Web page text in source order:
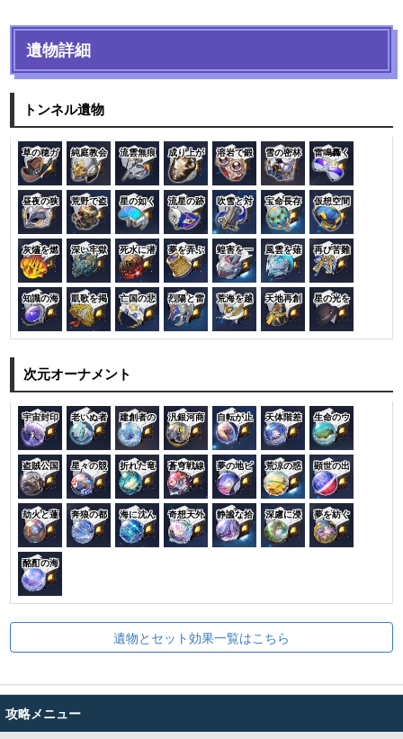
遺物詳細
トンネル遺物
草の穂ガ 純庭教会 流雲無痕 成り上が 溶岩で鍛 雪の密林 雷鳴轟く
昼夜の狭 荒野で盗 星の如く 流星の跡 吹雪と対 宝命長存 仮想空間
灰燼を燃 深い牢獄 死水に潜 夢を弄ぶ 蝗害を一 風雲を薙 再び苦難
知識の海 凱歌を掲 亡国の悲 烈陽と雷 荒海を越 天地再創 星の光を
次元オーナメント
宇宙封印 老いぬ者 建創者の 汎銀河商 自転が止 天体階差 生命のウ
盗賊公国 星々の競 折れた竜 蒼穹戦線 夢の地ピ 荒涼の惑 顕世の出
劫火と蓮 奔狼の都 海に沈ん 奇想天外 静謐な拾 深慮に浸 夢を紡ぐ
酩酊の海
遺物とセット効果一覧はこちら
攻略メニュー